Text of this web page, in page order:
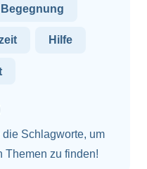
Begegnung
Hilfe
Schlagworte, um
Themen zu finden!